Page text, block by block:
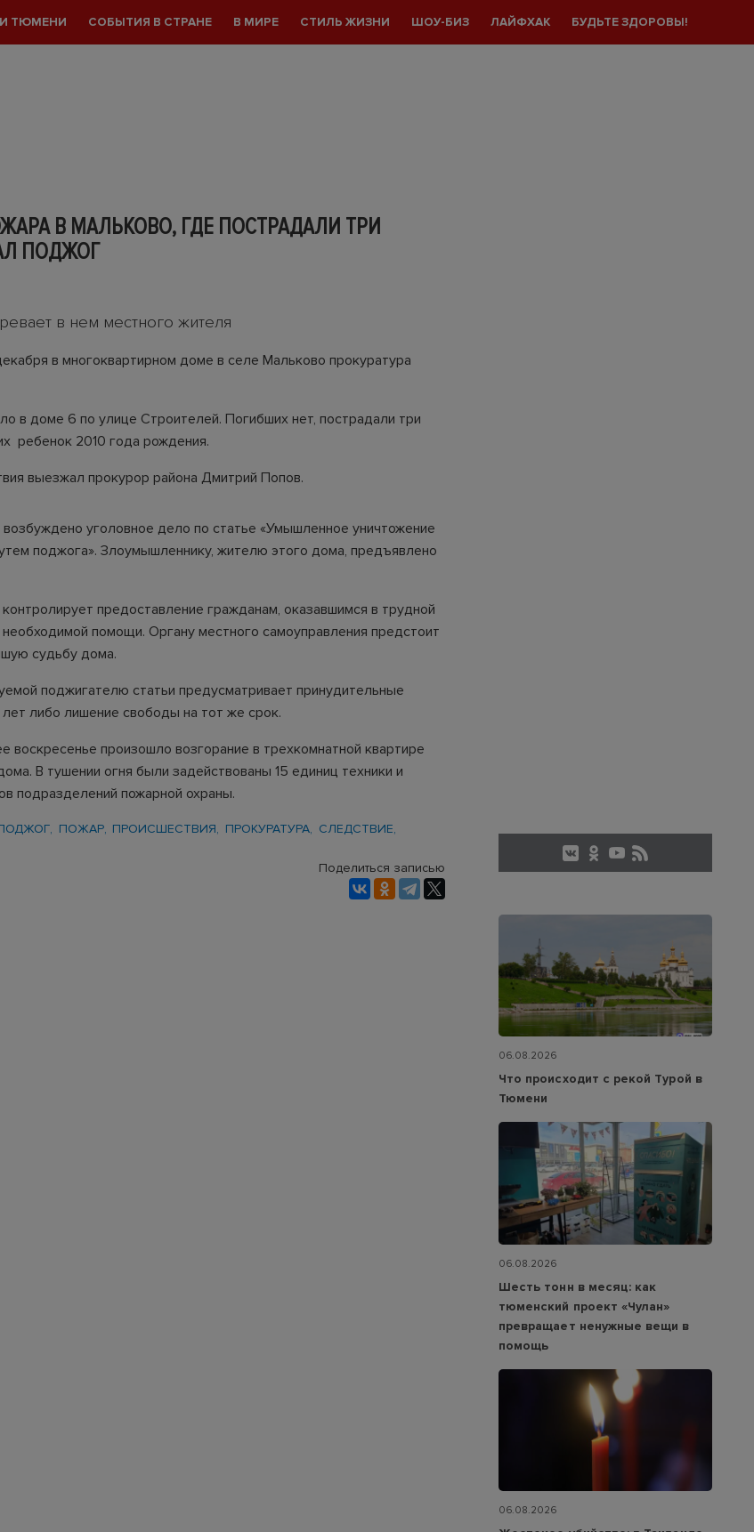
ТЮМЕНИ СОБЫТИЯ В СТРАНЕ В МИРЕ СТИЛЬ ЖИЗНИ ШОУ-БИЗ ЛАЙФХАК БУДЬТЕ ЗДОРОВЫ!
В МАЛЬКОВО, ГДЕ ПОСТРАДАЛИ ТРИ
ПОДЖОГ
в нем местного жителя
в многоквартирном доме в селе Мальково прокуратура
в доме 6 по улице Строителей. Погибших нет, пострадали три
ребенок 2010 года рождения.
выезжал прокурор района Дмитрий Попов.
уголовное дело по статье «Умышленное уничтожение
поджога». Злоумышленнику, жителю этого дома, предъявлено
предоставление гражданам, оказавшимся в трудной
необходимой помощи. Органу местного самоуправления предстоит
судьбу дома.
поджигателю статьи предусматривает принудительные
либо лишение свободы на тот же срок.
воскресенье произошло возгорание в трехкомнатной квартире
В тушении огня были задействованы 15 единиц техники и
подразделений пожарной охраны.
ПОЖАР ПРОИСШЕСТВИЯ ПРОКУРАТУРА
СЛЕДСТВИЕ
Поделиться записью
06.08.2026
Что происходит с рекой Турой в
Тюмени
06.08.2026
Шесть тонн в месяц: как
тюменский проект «Чулан»
превращает ненужные вещи в
помощь
06.08.2026